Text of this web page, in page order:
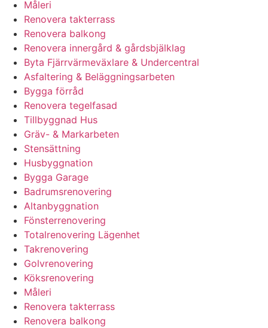
Måleri
Renovera takterrass
Renovera balkong
Renovera innergård & gårdsbjälklag
Byta Fjärrvärmeväxlare & Undercentral
Asfaltering & Beläggningsarbeten
Bygga förråd
Renovera tegelfasad
Tillbyggnad Hus
Gräv- & Markarbeten
Stensättning
Husbyggnation
Bygga Garage
Badrumsrenovering
Altanbyggnation
Fönsterrenovering
Totalrenovering Lägenhet
Takrenovering
Golvrenovering
Köksrenovering
Måleri
Renovera takterrass
Renovera balkong